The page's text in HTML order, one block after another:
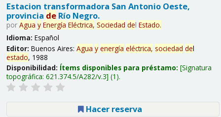
Estacion transformadora San Antonio Oeste,
provincia deRío Negro.
por Agua y Energía Eléctrica, Sociedad del Estado.
Idioma: Español
Editor: Buenos Aires: Agua y energía eléctrica, sociedad del
estado, 1988
Disponibilidad: Ítems disponibles para préstamo: Signatura
topográfica: 621.374.5/A282/v.3 (1).
Hacer reserva